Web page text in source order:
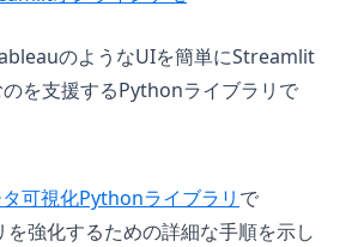
in a new tab)
のようなUIを簡単にStreamlit
を支援するPythonライブラリで
可視化Pythonライブラリ で
強化するための詳細な手順を示し